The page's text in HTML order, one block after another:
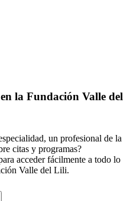
la Fundación Valle del
un profesional de la
citas y programas?
acceder fácilmente a todo lo
Valle del Lili.